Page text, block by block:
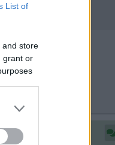
List of
and store
grant or
abilitati.